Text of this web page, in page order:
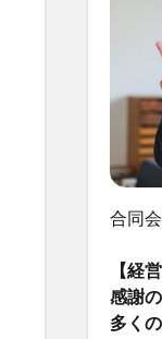
合同
【経
感謝
多く